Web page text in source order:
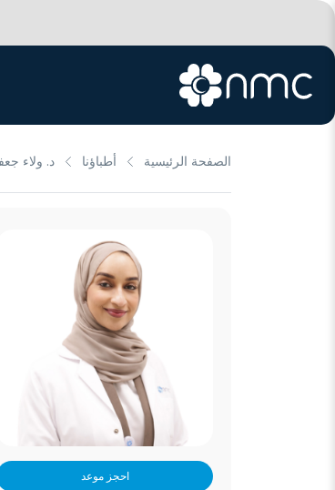
الصفحة الرئيسية أطباؤنا د. ولاء
احجز موعد